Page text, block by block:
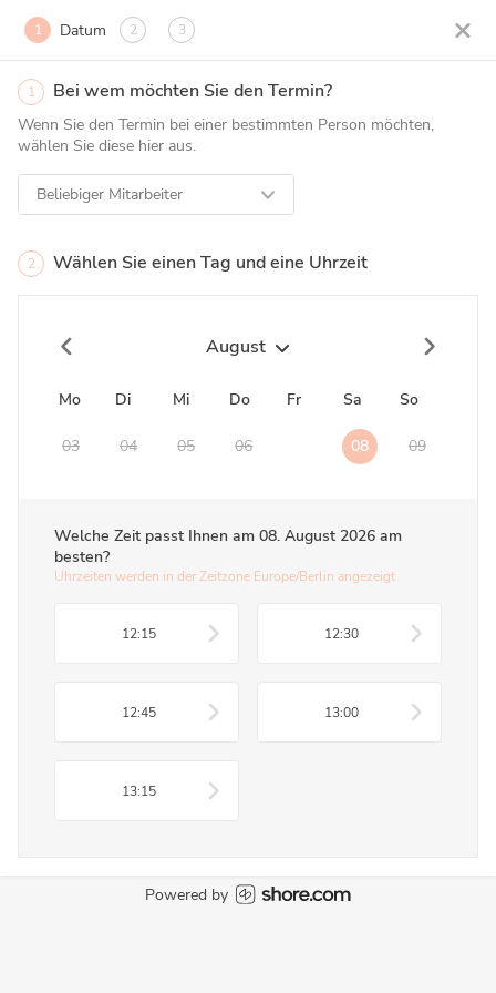
1 Datum 2 3
1 Bei wem möchten Sie den Termin?
Wenn Sie den Termin bei einer bestimmten Person möchten,
wählen Sie diese hier aus.
Beliebiger Mitarbeiter
2 Wählen Sie einen Tag und eine Uhrzeit
August
Mo Di Mi Do Fr Sa So
03 04 05 06 08 09
Welche Zeit passt Ihnen am 08. August 2026 am
besten?
Uhrzeiten werden in der Zeitzone Europe/Berlin angezeigt
12:15 12:30
12:45 13:00
13:15
Powered by